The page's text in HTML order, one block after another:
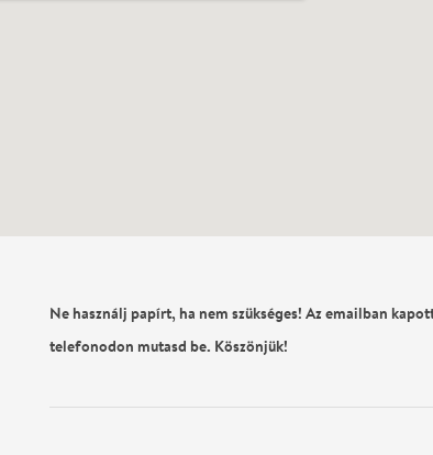
Ne használj papírt, ha nem szükséges! Az emailban
telefonodon mutasd be. Köszönjük!